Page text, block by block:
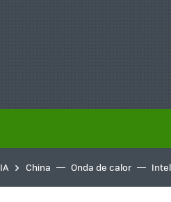
China Onda de calor